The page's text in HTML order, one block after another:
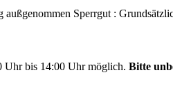
Sperrgut :
Uhr bis 14:00 Uhr möglich. Bitte